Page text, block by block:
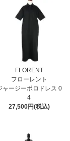
FLORENT
フローレント
ャージーポロドレス 0
4
27,500円(税込)